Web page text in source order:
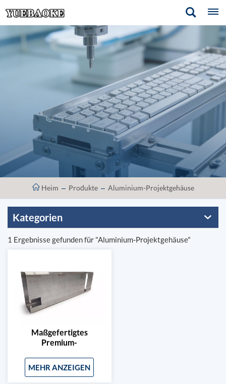
Heim Produkte Aluminium-Projektgehäuse
Kategorien
1 Ergebnisse gefunden für "Aluminium-Projektgehäuse"
Maßgefertigtes
Premium-
Salongeräte
MEHR ANZEIGEN